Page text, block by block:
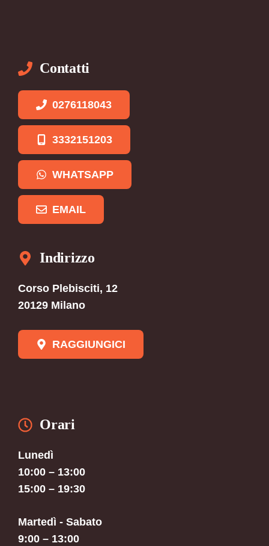
Contatti
0276118043
3332151203
WHATSAPP
EMAIL
Indirizzo
Corso Plebisciti, 12
20129 Milano
RAGGIUNGICI
Orari
Lunedì
10:00 – 13:00
15:00 – 19:30
Martedì - Sabato
9:00 – 13:00